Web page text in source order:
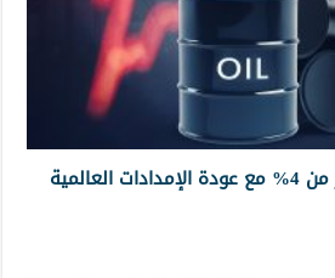
تراجع أسعار النفط بأكثر من 4% مع عودة الإمدادات العالمية